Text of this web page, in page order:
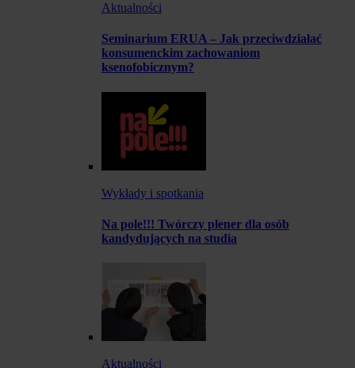
Aktualności
Seminarium ERUA – Jak przeciwdziałać
konsumenckim zachowaniom
ksenofobicznym?
Wykłady i spotkania
Na pole!!! Twórczy plener dla osób
kandydujących na studia
Aktualności